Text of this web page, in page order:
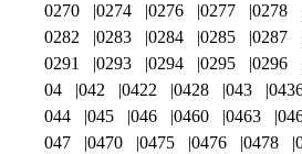
0270
0274 0276 0277 0278
0282
0283 0284 0285 0287
0291
0293 0294 0295 0296
04
042 0422 0428 043
044
045 046 0460 0463
047
0470 0475 0476 0478